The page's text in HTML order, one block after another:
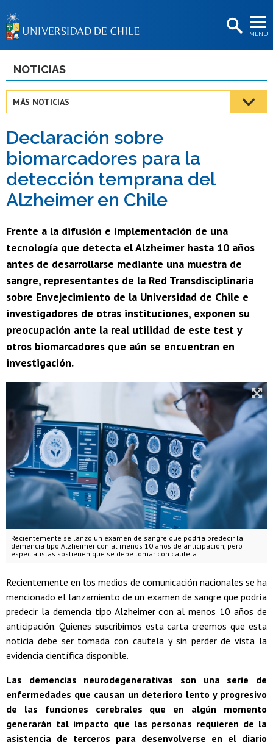
MENÚ
BIBLIOTECAS
Estudiantes
Académicas/os
Funcionarias/os
Egresadas/os
NOTICIAS
MÁS NOTICIAS
Declaración sobre
biomarcadores para la
detección temprana del
Alzheimer en Chile
Frente a la difusión e implementación de una
tecnología que detecta el Alzheimer hasta 10 años
antes de desarrollarse mediante una muestra de
sangre, representantes de la Red Transdisciplinaria
sobre Envejecimiento de la Universidad de Chile e
investigadores de otras instituciones, exponen su
preocupación ante la real utilidad de este test y
otros biomarcadores que aún se encuentran en
investigación.
Recientemente se lanzó un examen de sangre que podría predecir la
demencia tipo Alzheimer con al menos 10 años de anticipación, pero
especialistas sostienen que se debe tomar con cautela.
Recientemente en los medios de comunicación nacionales se ha
mencionado el lanzamiento de un examen de sangre que podría
predecir la demencia tipo Alzheimer con al menos 10 años de
anticipación. Quienes suscribimos esta carta creemos que esta
noticia debe ser tomada con cautela y sin perder de vista la
evidencia científica disponible.
Las demencias neurodegenerativas son una serie de
enfermedades que causan un deterioro lento y progresivo
de las funciones cerebrales que en algún momento
generarán tal impacto que las personas requieren de la
asistencia de terceros para desenvolverse en el diario